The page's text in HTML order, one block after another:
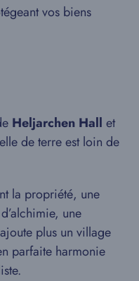
vos biens
Heljarchen Hall et
de terre est loin de
la propriété, une
une
plus un village
parfaite harmonie